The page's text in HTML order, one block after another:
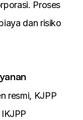
Proses
dan risiko
resmi, KJPP